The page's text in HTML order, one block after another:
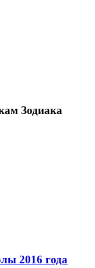
Зодиака
2016 года